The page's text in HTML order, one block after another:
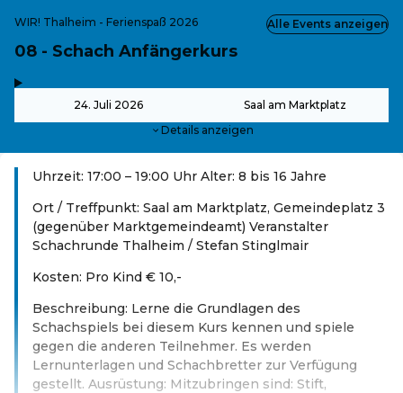
WIR! Thalheim - Ferienspaß 2026
08 - Schach Anfängerkurs
24. Juli 2026 Saal am Marktplatz
Details anzeigen
Alle Events anzeigen
Uhrzeit: 17:00 – 19:00 Uhr Alter: 8 bis 16 Jahre
Ort / Treffpunkt: Saal am Marktplatz, Gemeindeplatz 3
(gegenüber Marktgemeindeamt) Veranstalter
Schachrunde Thalheim / Stefan Stinglmair
Kosten: Pro Kind € 10,-
Beschreibung: Lerne die Grundlagen des
Schachspiels bei diesem Kurs kennen und spiele
gegen die anderen Teilnehmer. Es werden
Lernunterlagen und Schachbretter zur Verfügung
gestellt. Ausrüstung: Mitzubringen sind: Stift,